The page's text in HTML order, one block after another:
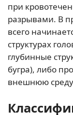
при
разрывами. В
всего
структурах
глубинные
бугра), либо
внешнюю